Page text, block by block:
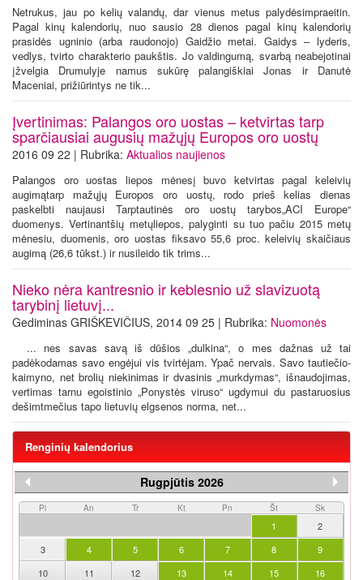
Netrukus, jau po kelių valandų, dar vienus metus palydėsimpraeitin.
Pagal kinų kalendorių, nuo sausio 28 dienos pagal kinų kalendorių
prasidės ugninio (arba raudonojo) Gaidžio metai. Gaidys – lyderis,
vedlys, tvirto charakterio paukštis. Jo valdingumą, svarbą neabejotinai
įžvelgia Drumulyje namus sukūrę palangiškiai Jonas ir Danutė
Maceniai, prižiūrintys ne tik...
Įvertinimas: Palangos oro uostas – ketvirtas tarp
sparčiausiai augusių mažųjų Europos oro uostų
2016 09 22 | Rubrika: Aktualios naujienos
Palangos oro uostas liepos mėnesį buvo ketvirtas pagal keleivių
augimątarp mažųjų Europos oro uostų, rodo prieš kelias dienas
paskelbti naujausi Tarptautinės oro uostų tarybos„ACI Europe“
duomenys. Vertinantšių metųliepos, palyginti su tuo pačiu 2015 metų
mėnesiu, duomenis, oro uostas fiksavo 55,6 proc. keleivių skaičiaus
augimą (26,6 tūkst.) ir nusileido tik trims...
Nieko nėra kantresnio ir keblesnio už slavizuotą
tarybinį lietuvį...
Gediminas GRIŠKEVIČIUS, 2014 09 25 | Rubrika: Nuomonės
... nes savas savą iš dūšios „dulkina“, o mes dažnas už tai
padėkodamas savo engėjui vis tvirtėjam. Ypač nervais. Savo tautiečio-
kaimyno, net brolių niekinimas ir dvasinis „murkdymas“, išnaudojimas,
vertimas tarnu egoistinio „Ponystės viruso“ ugdymui du pastaruosius
dešimtmečius tapo lietuvių elgsenos norma, net...
Renginių kalendorius
Rugpjūtis 2026
Pi An Tr Kt Pn Št Sk
1
2
3
4 5 6 7 8
9
10
11 12 13 14 15
16